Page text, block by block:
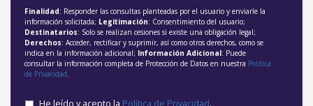
Finalidad: Responder las consultas planteadas por el usuario y enviarle la
información solicitada; Legitimación: Consentimiento del usuario;
Destinatarios: Solo se realizan cesiones si existe una obligación legal;
Derechos: Acceder, rectificar y suprimir, así como otros derechos, como se
indica en la información adicional; Información Adicional: Puede
consultar la información completa de Protección de Datos en nuestra Política
de Privacidad.